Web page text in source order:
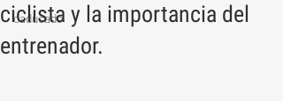
caducado
ciclista y la importancia del
entrenador.